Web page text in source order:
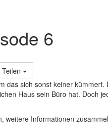
6
Teilen
das sich sonst keiner kümmert.
Haus sein Büro hat. Doch
weitere Informationen